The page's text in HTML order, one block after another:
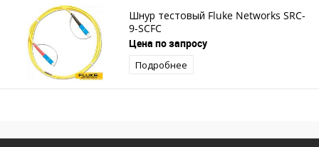
Шнур тестовый Fluke Networks SRC-
9-SCFC
Цена по запросу
Подробнее